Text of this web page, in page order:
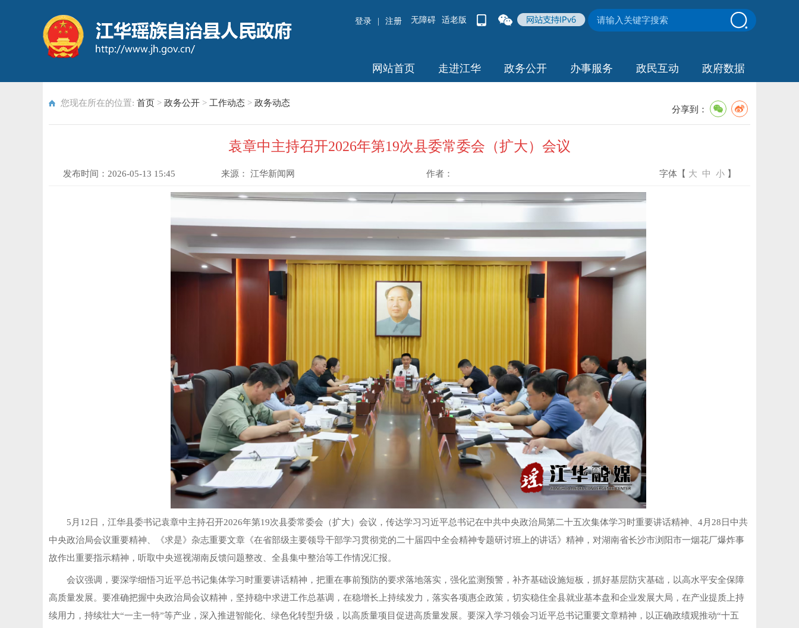
无障碍 适老版
登录 注册
网站首页 走进江华 政务公开 办事服务 政民互动 政府数据
您现在所在的位置: 首页 > 政务公开 > 工作动态 > 政务动态
分享到：
袁章中主持召开2026年第19次县委常委会（扩大）会议
发布时间： 2026-05-13 15:45 来源： 江华新闻网 作者： 字体【 大 中 小 】
5月12日，江华县委书记袁章中主持召开2026年第19次县委常委会（扩大）会议，传达学习习近平总书记在中共中央政治局第二十五次集体学习时重要讲话精神、4月28日中共
中央政治局会议重要精神、《求是》杂志重要文章《在省部级主要领导干部学习贯彻党的二十届四中全会精神专题研讨班上的讲话》精神，对湖南省长沙市浏阳市一烟花厂爆炸事
故作出重要指示精神，听取中央巡视湖南反馈问题整改、全县集中整治等工作情况汇报。
会议强调，要深学细悟习近平总书记集体学习时重要讲话精神，把重在事前预防的要求落地落实，强化监测预警，补齐基础设施短板，抓好基层防灾基础，以高水平安全保障
高质量发展。要准确把握中央政治局会议精神，坚持稳中求进工作总基调，在稳增长上持续发力，落实各项惠企政策，切实稳住全县就业基本盘和企业发展大局，在产业提质上持
续用力，持续壮大“一主一特”等产业，深入推进智能化、绿色化转型升级，以高质量项目促进高质量发展。要深入学习领会习近平总书记重要文章精神，以正确政绩观推动“十五